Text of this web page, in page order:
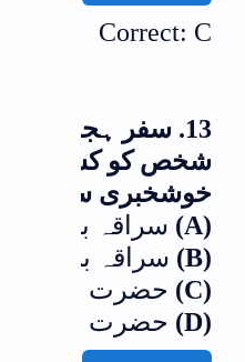
Correct: C
13. سفر ہجرت
شخص کو کسریٰ کے
خوشخبری سنائی؟
(A)
سراقہ بن جعشم
(B)
سراقہ بن مالک
(C)
حضرت
(D)
حضرت عمرؓ